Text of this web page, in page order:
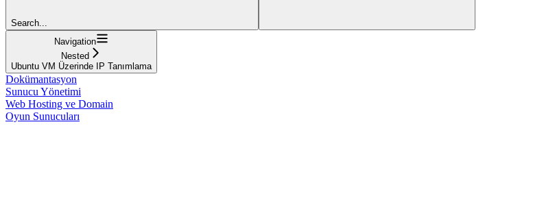
Search...
Navigation
Nested
Ubuntu VM Üzerinde IP Tanımlama
Dokümantasyon
Sunucu Yönetimi
Web Hosting ve Domain
Oyun Sunucuları